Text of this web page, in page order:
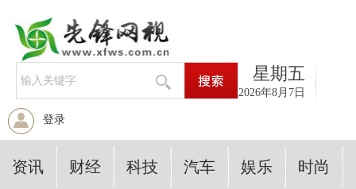
星期五
2026年8月7日
登录
资讯 财经 科技 汽车 娱乐 时尚